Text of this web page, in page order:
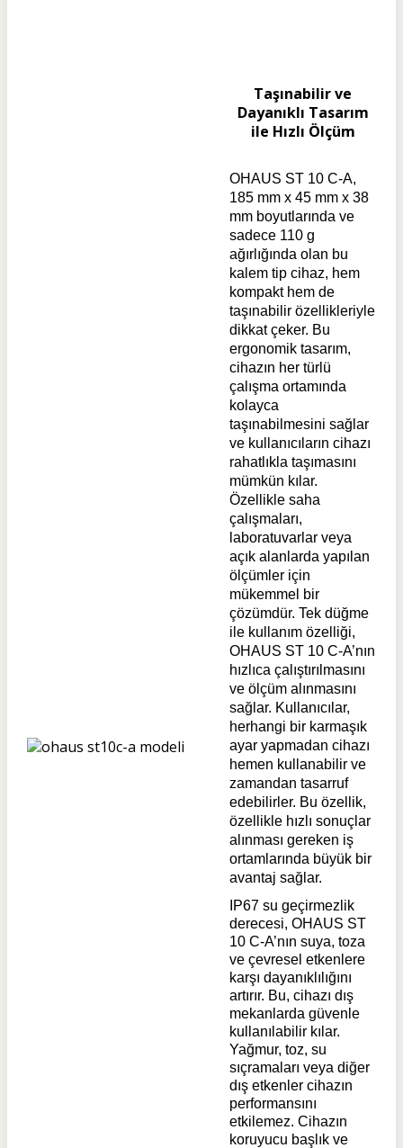
Taşınabilir ve
Dayanıklı Tasarım
ile Hızlı Ölçüm
OHAUS ST 10 C-A,
185 mm x 45 mm x 38
mm boyutlarında ve
sadece 110 g
ağırlığında olan bu
kalem tip cihaz, hem
kompakt hem de
taşınabilir özellikleriyle
dikkat çeker. Bu
ergonomik tasarım,
cihazın her türlü
çalışma ortamında
kolayca
taşınabilmesini sağlar
ve kullanıcıların cihazı
rahatlıkla taşımasını
mümkün kılar.
Özellikle saha
çalışmaları,
laboratuvarlar veya
açık alanlarda yapılan
ölçümler için
mükemmel bir
çözümdür. Tek düğme
ile kullanım özelliği,
OHAUS ST 10 C-A’nın
hızlıca çalıştırılmasını
ve ölçüm alınmasını
sağlar. Kullanıcılar,
herhangi bir karmaşık
ayar yapmadan cihazı
hemen kullanabilir ve
zamandan tasarruf
edebilirler. Bu özellik,
özellikle hızlı sonuçlar
alınması gereken iş
ortamlarında büyük bir
avantaj sağlar.
IP67 su geçirmezlik
derecesi, OHAUS ST
10 C-A’nın suya, toza
ve çevresel etkenlere
karşı dayanıklılığını
artırır. Bu, cihazı dış
mekanlarda güvenle
kullanılabilir kılar.
Yağmur, toz, su
sıçramaları veya diğer
dış etkenler cihazın
performansını
etkilemez. Cihazın
koruyucu başlık ve